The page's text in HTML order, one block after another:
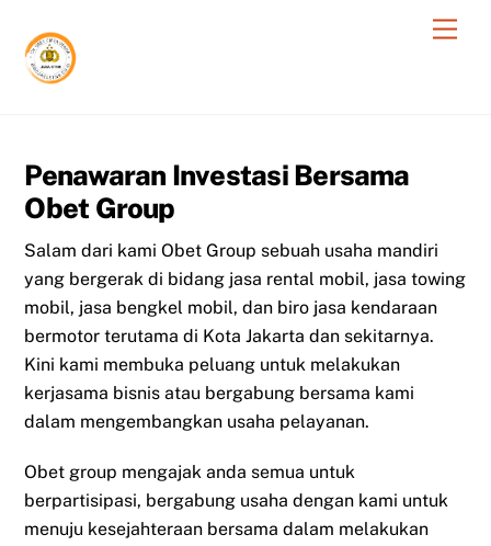
content
Penawaran Investasi Bersama
Obet Group
Salam dari kami Obet Group sebuah usaha mandiri
yang bergerak di bidang jasa rental mobil, jasa towing
mobil, jasa bengkel mobil, dan biro jasa kendaraan
bermotor terutama di Kota Jakarta dan sekitarnya.
Kini kami membuka peluang untuk melakukan
kerjasama bisnis atau bergabung bersama kami
dalam mengembangkan usaha pelayanan.
Obet group mengajak anda semua untuk
berpartisipasi, bergabung usaha dengan kami untuk
menuju kesejahteraan bersama dalam melakukan